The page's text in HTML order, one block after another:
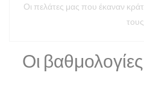
Οι
Οι πελάτες μας που έκαναν
τους